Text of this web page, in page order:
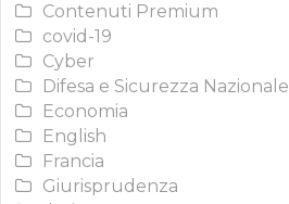
Contenuti Premium
covid-19
Cyber
Difesa e Sicurezza Nazionale
Economia
English
Francia
Giurisprudenza